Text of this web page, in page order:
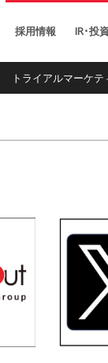
採用情報 IR･投
Facebook公認ナビ
トライアルマーケ